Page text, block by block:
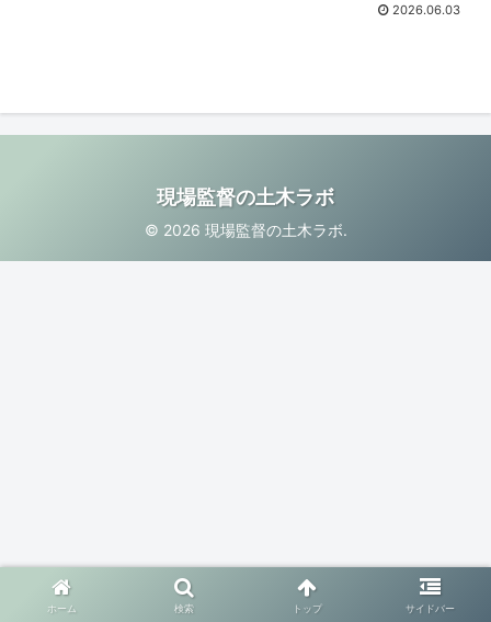
2026.06.03
現場監督の土木ラボ
© 2026 現場監督の土木ラボ.
ホーム 検索 トップ サイドバー